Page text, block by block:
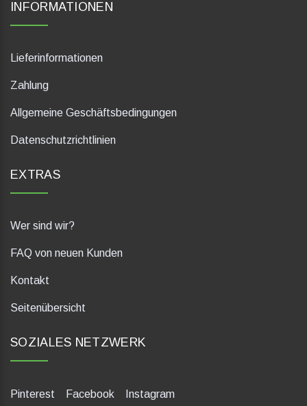
INFORMATIONEN
Lieferinformationen
Zahlung
Allgemeine Geschäftsbedingungen
Datenschutzrichtlinien
EXTRAS
Wer sind wir?
FAQ von neuen Kunden
Kontakt
Seitenübersicht
SOZIALES NETZWERK
Pinterest Facebook Instagram